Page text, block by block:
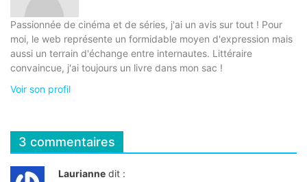
Passionnée de cinéma et de séries, j'ai un avis sur tout ! Pour
moi, le web représente un formidable moyen d'expression mais
aussi un terrain d'échange entre internautes. Littéraire
convaincue, j'ai toujours un livre dans mon sac !
Voir son profil
3 commentaires
Laurianne dit :